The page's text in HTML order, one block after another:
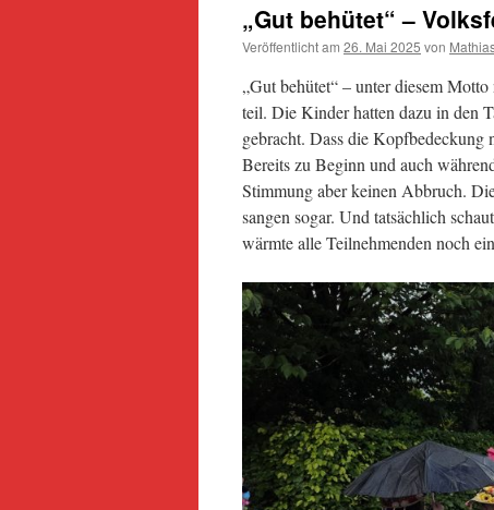
„Gut behütet“ –
Veröffentlicht am 26. Mai 2025 von
„Gut behütet“ – unter diesem
teil. Die Kinder hatten dazu in den
gebracht. Dass die Kopfbedeckung
Bereits zu Beginn und auch
Stimmung aber keinen Abbruch.
sangen sogar. Und tatsächlich
wärmte alle Teilnehmenden noch